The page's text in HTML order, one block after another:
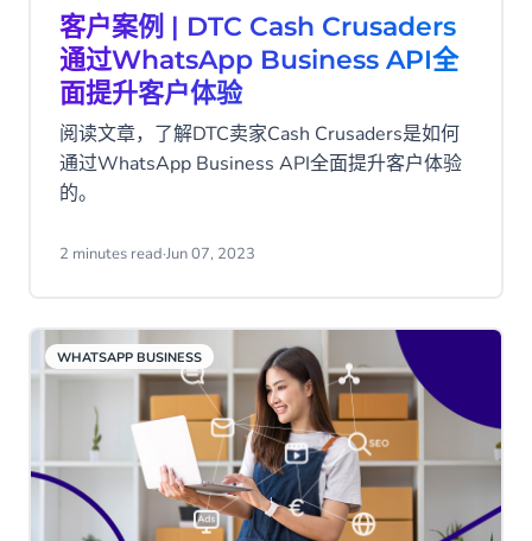
客户案例 | DTC Cash Crusaders
通过WhatsApp Business API全
面提升客户体验
阅读文章，了解DTC卖家Cash Crusaders是如何
通过WhatsApp Business API全面提升客户体验
的。
2 minutes read·Jun 07, 2023
WHATSAPP BUSINESS